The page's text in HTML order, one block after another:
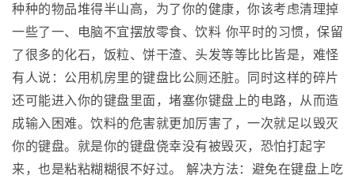
种种的物品堆得半山高，为了你的健康，你该考虑清理掉
一些了一、电脑不宜摆放零食、饮料 你平时的习惯，保留
了很多的化石，饭粒、饼干渣、头发等等比比皆是，难怪
有人说：公用机房里的键盘比公厕还脏。同时这样的碎片
还可能进入你的键盘里面，堵塞你键盘上的电路，从而造
成输入困难。饮料的危害就更加厉害了，一次就足以毁灭
你的键盘。就是你的键盘侥幸没有被毁灭，恐怕打起字
来，也是粘粘糊糊很不好过。 解决方法：避免在键盘上吃